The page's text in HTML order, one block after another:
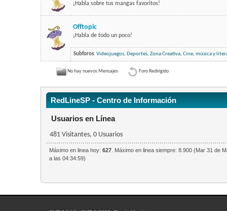
¡Habla sobre tus mangas favoritos!
Offtopic
¡Habla de todo un poco!
Subforos: Videojuegos, Deportes, Zona Creativa, Cine, música y
No hay nuevos Mensajes Foro Redirigido
RedLineSP - Centro de Información
Usuarios en Línea
481 Visitantes, 0 Usuarios
Máximo en linea hoy: 627. Máximo en linea siempre: 8.900 (Mar 31 de
a las 04:34:59)